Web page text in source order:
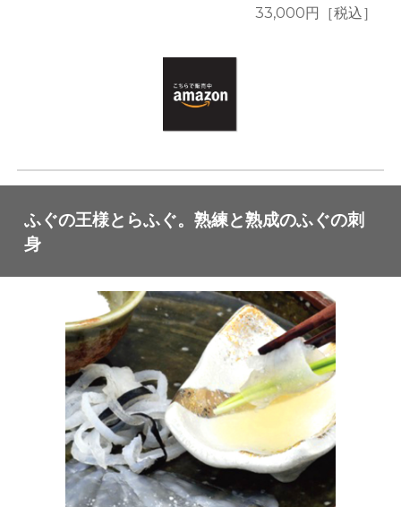
33,000円［税込］
ふぐの王様とらふぐ。熟練と熟成のふぐの刺
身